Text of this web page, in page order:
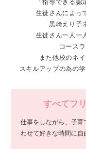
「指導できる
生徒さんによっ
黒崎えり子
生徒さん一人一
コース
また他校のネ
スキルアップの為の
すべてフ
仕事をしながら、子
わせて好きな時間に自